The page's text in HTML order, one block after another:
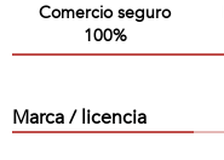
Comercio seguro
100%
Marca / licencia